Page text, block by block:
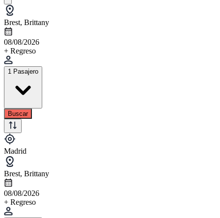
Brest, Brittany
08/08/2026
+ Regreso
1 Pasajero
Buscar
Madrid
Brest, Brittany
08/08/2026
+ Regreso